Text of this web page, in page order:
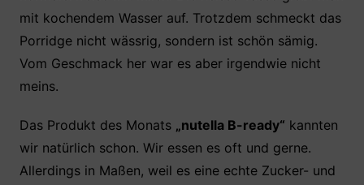
mit kochendem Wasser auf. Trotzdem schmeckt das
Porridge nicht wässrig, sondern ist schön sämig.
Vom Geschmack her war es aber irgendwie nicht
meins.
Das Produkt des Monats „nutella B-ready“ kannten
wir natürlich schon. Wir essen es oft und gerne.
Allerdings in Maßen, weil es eine echte Zucker- und